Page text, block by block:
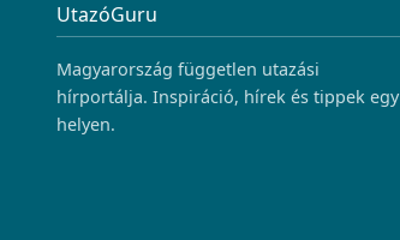
UtazóGuru
Magyarország független utazási
hírportálja. Inspiráció, hírek és tippek egy
helyen.